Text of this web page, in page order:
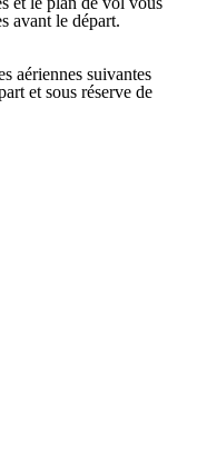
avant le départ.
aériennes suivantes
et sous réserve de